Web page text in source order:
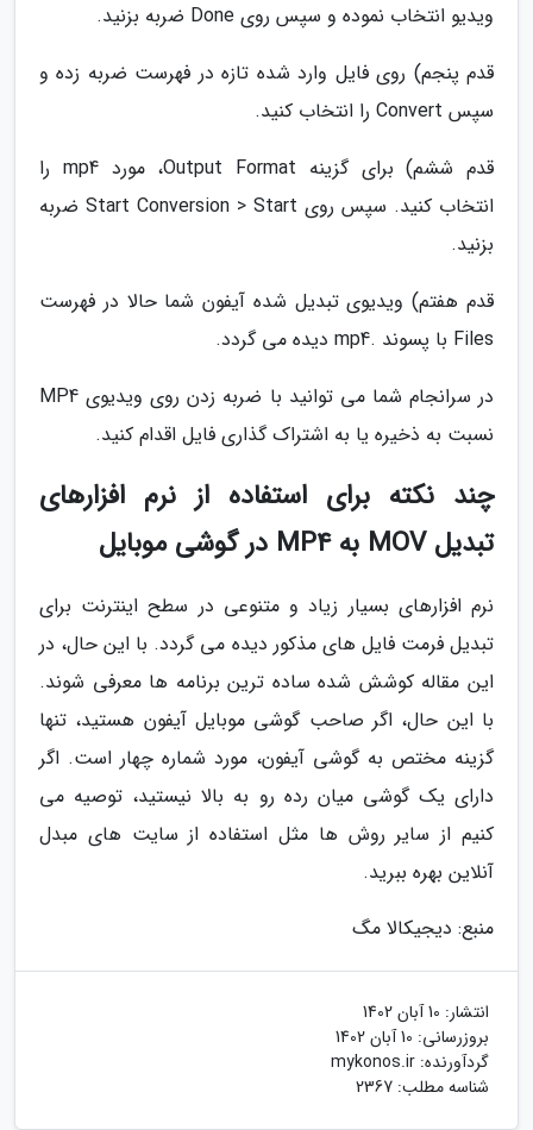
ویدیو انتخاب نموده و سپس روی Done ضربه بزنید.
قدم پنجم) روی فایل وارد شده تازه در فهرست ضربه زده و
سپس Convert را انتخاب کنید.
قدم ششم) برای گزینه Output Format، مورد mp4 را
انتخاب کنید. سپس روی Start Conversion > Start ضربه
بزنید.
قدم هفتم) ویدیوی تبدیل شده آیفون شما حالا در فهرست
Files با پسوند .mp4 دیده می گردد.
در سرانجام شما می توانید با ضربه زدن روی ویدیوی MP4
نسبت به ذخیره یا به اشتراک گذاری فایل اقدام کنید.
چند نکته برای استفاده از نرم افزارهای
تبدیل MOV به MP4 در گوشی موبایل
نرم افزارهای بسیار زیاد و متنوعی در سطح اینترنت برای
تبدیل فرمت فایل های مذکور دیده می گردد. با این حال، در
این مقاله کوشش شده ساده ترین برنامه ها معرفی شوند.
با این حال، اگر صاحب گوشی موبایل آیفون هستید، تنها
گزینه مختص به گوشی آیفون، مورد شماره چهار است. اگر
دارای یک گوشی میان رده رو به بالا نیستید، توصیه می
کنیم از سایر روش ها مثل استفاده از سایت های مبدل
آنلاین بهره ببرید.
منبع: دیجیکالا مگ
انتشار: 10 آبان 1402
بروزرسانی: 10 آبان 1402
گردآورنده: mykonos.ir
شناسه مطلب: 2367